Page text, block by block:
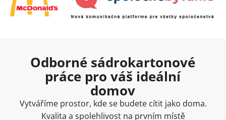
Odborné sádrokartonové
práce pro váš ideální
domov
Vytváříme prostor, kde se budete cítit jako doma.
Kvalita a spolehlivost na prvním místě